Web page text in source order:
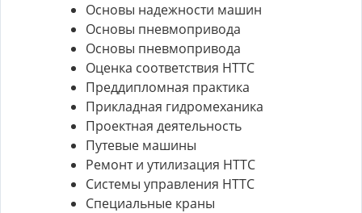
Основы надежности машин
Основы пневмопривода
Основы пневмопривода
Оценка соответствия НТТС
Преддипломная практика
Прикладная гидромеханика
Проектная деятельность
Путевые машины
Ремонт и утилизация НТТС
Системы управления НТТС
Специальные краны